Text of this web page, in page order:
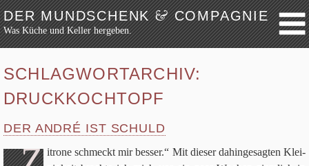
DER MUNDSCHENK&COMPAGNIE
Was Küche und Keller hergeben.
Weiter zum Inhalt
Festmahl
Küche
Keller
SCHLAGWORTARCHIV:
DRUCKKOCHTOPF
DER ANDRÉ IST SCHULD
itrone schmeckt mir bes­ser.“ Mit die­ser dahin­ge­sag­ten Klei­